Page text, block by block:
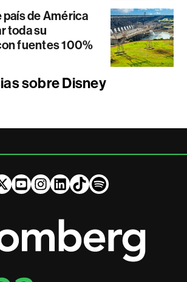
de América
toda su
fuentes 100%
sobre Disney